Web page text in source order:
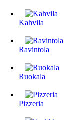
Kahvila
Ravintola
Ruokala
Pizzeria